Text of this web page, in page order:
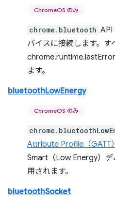
ChromeOS のみ
chrome.bluetooth API
バイスに接続します。す
ます。
bluetoothLowEnergy
ChromeOS のみ
Attribute Profile（GATT）
Smart（Low Energy）
用されます。
bluetoothSocket